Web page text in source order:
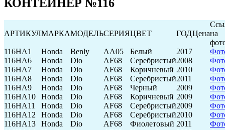
КОНТЕЙНЕР №116
АРТИКУЛМАРКАМОДЕЛЬСЕРИЯЦВЕТ ГОДЦенана
116HA1
Honda Benly AA05 Белый 2017
116HA6
Honda Dio AF68 Серебристый2008
116HA7
Honda Dio AF68 Коричневый 2010
116HA8
Honda Dio AF68 Серебристый2011
116HA9
Honda Dio AF68 Черный 2009
116HA10
Honda Dio AF68 Коричневый 2009
116HA11
Honda Dio AF68 Серебристый2009
116HA12
Honda Dio AF68 Серебристый2010
116HA13
Honda Dio AF68 Фиолетовый 2011